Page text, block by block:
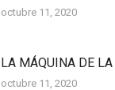
octubre 11, 2020
LA MÁQUINA DE LA
octubre 11, 2020